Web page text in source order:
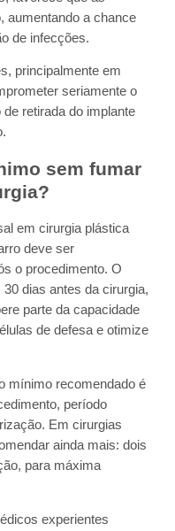
aumentando a chance
de infecções.
principalmente em
seriamente o
retirada do implante
sem fumar
em cirurgia plástica
deve ser
o procedimento. O
dias antes da cirurgia,
parte da capacidade
de defesa e otimize
mínimo recomendado é
período
Em cirurgias
ainda mais: dois
para máxima
experientes